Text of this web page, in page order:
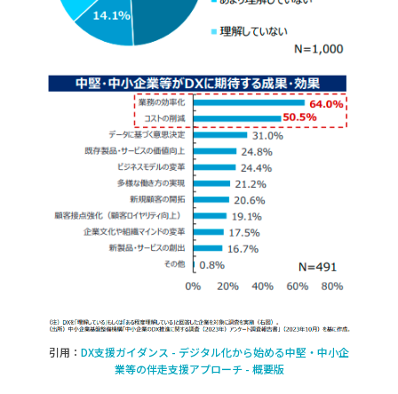
引用： DX支援ガイダンス - デジタル化から始める中堅・中小企
業等の伴走支援アプローチ - 概要版